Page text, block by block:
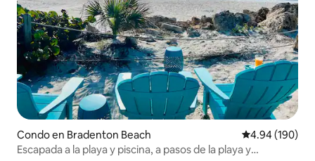
Condo en Bradenton Beach Calificación
4.94 (190)
Escapada a la playa y piscina, a pasos de la playa y